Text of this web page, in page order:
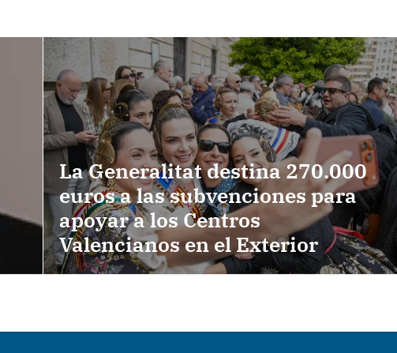
La Generalitat destina 270.000
euros a las subvenciones para
apoyar a los Centros
Valencianos en el Exterior